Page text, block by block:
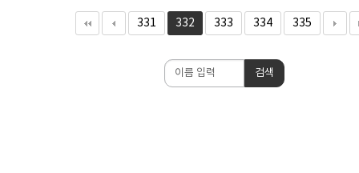
331 332 333 334 335
색
검색